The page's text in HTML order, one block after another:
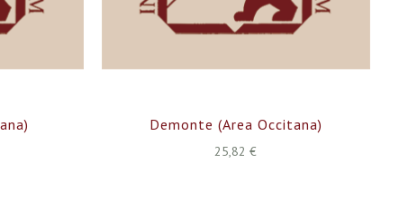
Demonte (Area Occitana)
25,82 €